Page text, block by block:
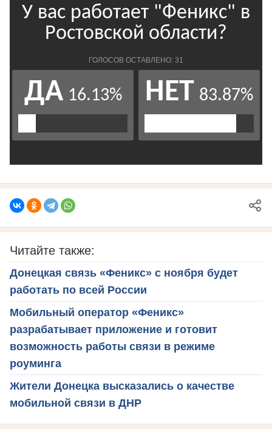
Читайте также:
Донецкая связь «Феникс» с ноября будет
работать по всей России
Мобильный оператор «Феникс»
разрабатывает приложение и готовит
возможность работы связи в режиме
роуминга
Жители Донецка высказались о качестве
мобильной связи в ДНР